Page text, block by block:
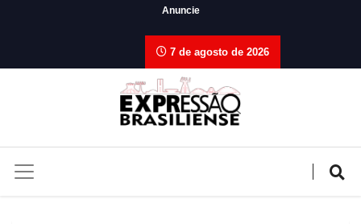
Anuncie
7 de agosto de 2026